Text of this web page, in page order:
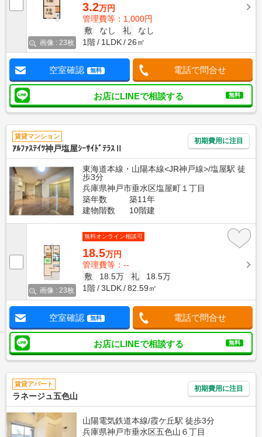
画像 : 23枚
3.2万円
管理費等：1,000円
敷
なし 礼
なし
1階
1LDK 26㎡
空室確認 無料 電話で問合せ
お店にLINEで相談する 無料
賃貸マンション
ｱﾙﾌｧｽﾃｲﾂ神戸塩屋ｼｰｻｲﾄﾞﾃﾗｽⅡ
初期費用に注目
東海道本線・山陽本線<JR神戸線>/塩屋駅 徒
歩3分
兵庫県神戸市垂水区塩屋町１丁目
築年数
築11年
建物階数
10階建
画像 : 23枚
無料オンライン相談可
18.5万円
管理費等：--
敷
18.5万 礼
18.5万
1階
3LDK 82.59㎡
空室確認 無料 電話で問合せ
お店にLINEで相談する 無料
賃貸アパート
ラネージュ五色山
初期費用に注目
山陽電気鉄道本線/霞ケ丘駅 徒歩3分
兵庫県神戸市垂水区五色山６丁目